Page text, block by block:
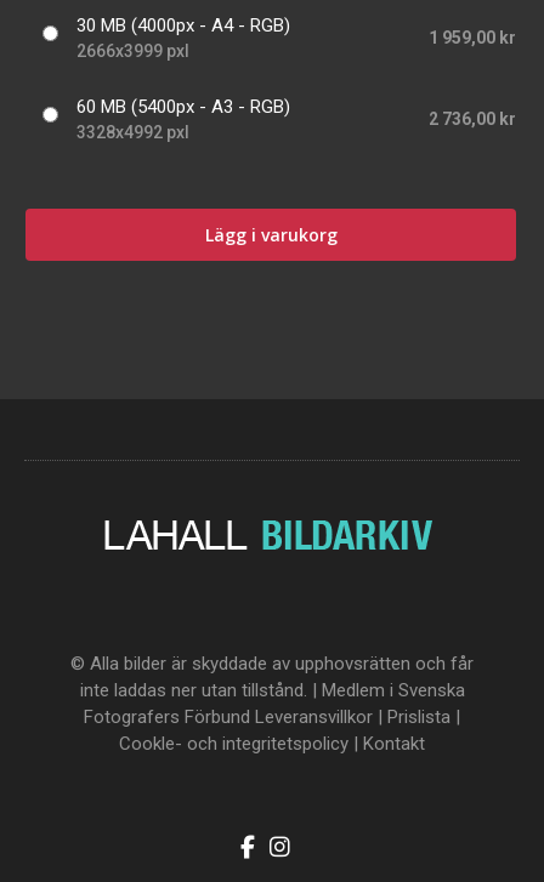
30 MB (4000px - A4 - RGB)
2666x3999 pxl
1 959,00 kr
60 MB (5400px - A3 - RGB)
3328x4992 pxl
2 736,00 kr
Lägg i varukorg
© Alla bilder är skyddade av upphovsrätten och får
inte laddas ner utan tillstånd. | Medlem i Svenska
Fotografers Förbund Leveransvillkor | Prislista |
Cookle- och integritetspolicy | Kontakt